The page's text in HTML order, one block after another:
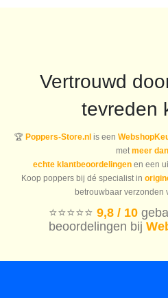
Vertrouwd
tevreden
🏆 Poppers-Store.nlis een
met meer
echte klantbeoordelingenen een
Koop poppers bij dé specialist in
betrouwbaar verzonden
⭐️⭐️⭐️⭐️⭐️ 9,8 / 10
beoordelingen bij